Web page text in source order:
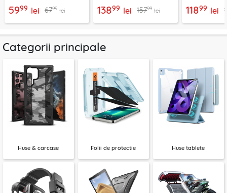
CHWR031
5999 lei 6799 lei 13899 lei 15799 lei 11899 lei
Categorii principale
Huse & carcase Folii de protectie Huse tablete